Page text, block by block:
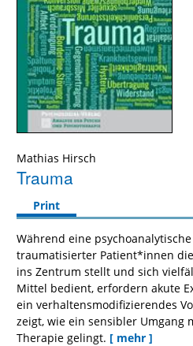
Mathias Hirsch
Trauma
Print
Während eine
traumatisierter Patient*innen
ins Zentrum stellt und sich
Mittel bedient, erfordern akute
ein verhaltensmodifizierendes
zeigt, wie ein sensibler Umgang
Therapie gelingt. [ mehr ]